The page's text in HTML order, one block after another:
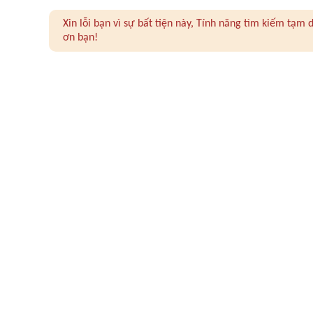
Xin lỗi bạn vì sự bất tiện này, Tính năng tìm kiếm
ơn bạn!